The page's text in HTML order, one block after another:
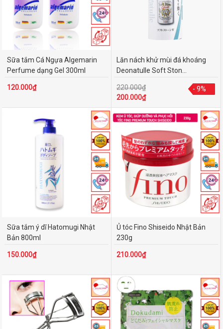
Sữa tắm Cá Ngựa Algemarin
Perfume dạng Gel 300ml
120.000₫ - 9%
Lăn nách khử mùi đá khoáng
Deonatulle Soft Ston...
220.000₫
200.000₫
- 9%
Sữa tắm ý dĩ Hatomugi Nhật
Bản 800ml
150.000₫
Ủ tóc Fino Shiseido Nhật Bản
230g
210.000₫